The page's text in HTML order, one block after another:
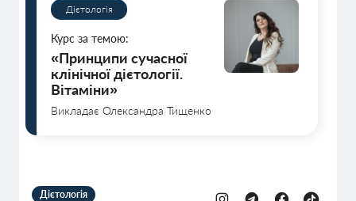
Дієтологія
Курс за темою:
«Принципи сучасної
клінічної дієтології.
Вітаміни»
Викладає Олександра Тищенко
Дієтологія